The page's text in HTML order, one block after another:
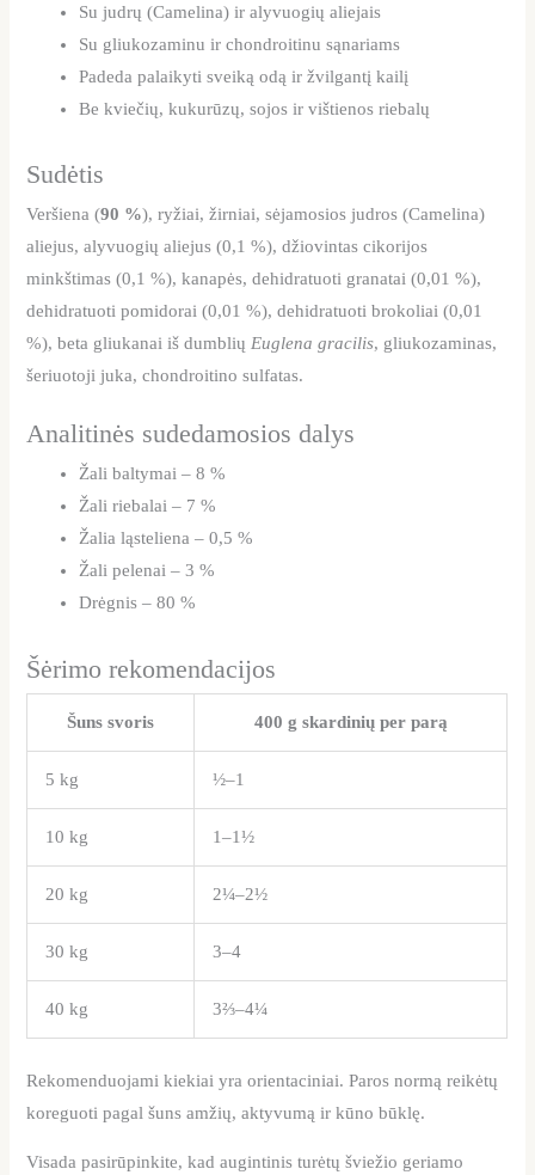
Su judrų (Camelina) ir alyvuogių aliejais
Su gliukozaminu ir chondroitinu sąnariams
Padeda palaikyti sveiką odą ir žvilgantį kailį
Be kviečių, kukurūzų, sojos ir vištienos riebalų
Sudėtis
Veršiena (90 %), ryžiai, žirniai, sėjamosios judros (Camelina)
aliejus, alyvuogių aliejus (0,1 %), džiovintas cikorijos
minkštimas (0,1 %), kanapės, dehidratuoti granatai (0,01 %),
dehidratuoti pomidorai (0,01 %), dehidratuoti brokoliai (0,01
%), beta gliukanai iš dumbliųEuglena gracilis, gliukozaminas,
šeriuotoji juka, chondroitino sulfatas.
Analitinės sudedamosios dalys
Žali baltymai – 8 %
Žali riebalai – 7 %
Žalia ląsteliena – 0,5 %
Žali pelenai – 3 %
Drėgnis – 80 %
Šėrimo rekomendacijos
Šuns svoris 400 g skardinių per parą
5 kg ½–1
10 kg 1–1½
20 kg 2¼–2½
30 kg 3–4
40 kg 3⅔–4¼
Rekomenduojami kiekiai yra orientaciniai. Paros normą reikėtų
koreguoti pagal šuns amžių, aktyvumą ir kūno būklę.
Visada pasirūpinkite, kad augintinis turėtų šviežio geriamo